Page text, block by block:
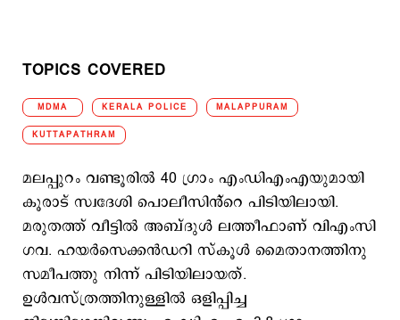
TOPICS COVERED
MDMA KERALA POLICE MALAPPURAM
KUTTAPATHRAM
മലപ്പുറം വണ്ടൂരിൽ 40 ഗ്രാം എംഡിഎംഎയുമായി
കൂരാട് സ്വദേശി പൊലീസിൻ്റെ പിടിയിലായി.
മരുതത്ത് വീട്ടിൽ അബ്ദുൾ ലത്തീഫാണ് വിഎംസി
ഗവ. ഹയർസെക്കൻഡറി സ്കൂൾ മൈതാനത്തിനു
സമീപത്തു നിന്ന് പിടിയിലായത്.
ഉൾവസ്ത്രത്തിനുള്ളിൽ ഒളിപ്പിച്ച